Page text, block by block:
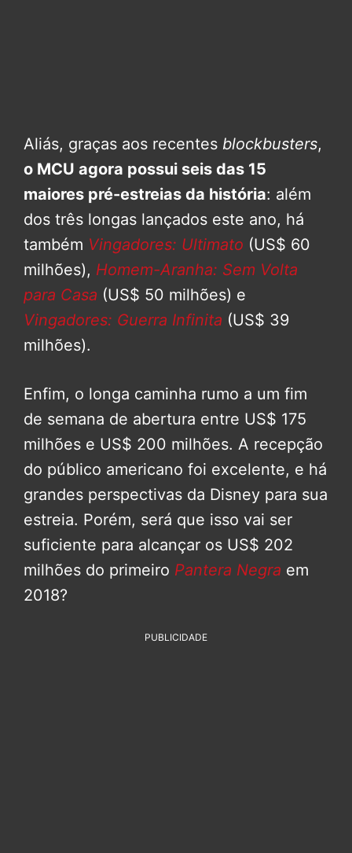
Aliás, graças aos recentes blockbusters,
o MCU agora possui seis das 15
maiores pré-estreias da história: além
dos três longas lançados este ano, há
também Vingadores: Ultimato (US$ 60
milhões), Homem-Aranha: Sem Volta
para Casa (US$ 50 milhões) e
Vingadores: Guerra Infinita (US$ 39
milhões).
Enfim, o longa caminha rumo a um fim
de semana de abertura entre US$ 175
milhões e US$ 200 milhões. A recepção
do público americano foi excelente, e há
grandes perspectivas da Disney para sua
estreia. Porém, será que isso vai ser
suficiente para alcançar os US$ 202
milhões do primeiro Pantera Negra em
2018?
PUBLICIDADE